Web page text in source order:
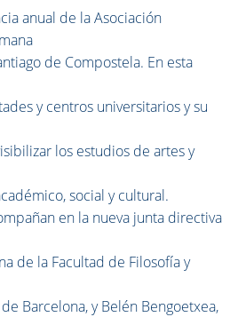
anual de la Asociación
de Compostela. En esta
y centros universitarios y su
los estudios de artes y
social y cultural.
en la nueva junta directiva
de la Facultad de Filosofía y
Barcelona, y Belén Bengoetxea,